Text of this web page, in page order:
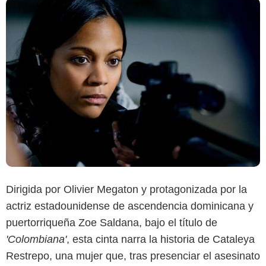
Dirigida por Olivier Megaton y protagonizada por la
actriz estadounidense de ascendencia dominicana y
puertorriqueña Zoe Saldana, bajo el título de
'Colombiana', esta cinta narra la historia de Cataleya
Restrepo, una mujer que, tras presenciar el asesinato